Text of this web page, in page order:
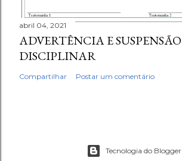
abril 04, 2021
ADVERTÊNCIA E SUSPENSÃO
DISCIPLINAR
Compartilhar Postar um comentário
Tecnologia do Blogger